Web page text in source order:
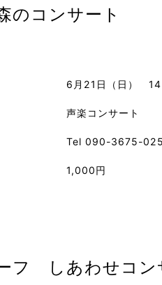
コンサート
6月21日（日）
声楽コンサート
Tel 090-3675-
1,000円
フ しあわせコン